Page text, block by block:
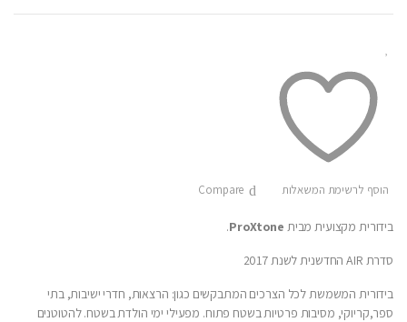
הוסף לרשימת המשאלות Compare
בידורית מקצועית מבית ProXtone
.
סדרת AIR החדשנית לשנת 2017
בידורית המשמשת לכל הצרכים המתבקשים כגון: הרצאות, חדרי ישיבות, בתי
ספר,קריוקי, מסיבות פרטיות בשטח פתוח. מפעילי ימי הולדת בשטח. להטוטנים